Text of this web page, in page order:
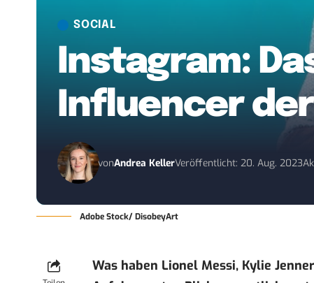
SOCIAL
Instagram:
Influencer
vonAndrea KellerVeröffentlicht: 20. Aug. 2023
Adobe Stock/ DisobeyArt
Was haben Lionel Messi, Kylie